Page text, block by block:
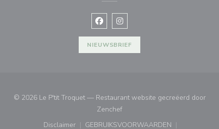
Facebook ((opent in een nieuw
Instagram ((opent in een
NIEUWSBRIEF
© 2026 Le P'tit Troquet — Restaurant website gecreëerd door
Zenchef((opent in een nieuw venster))
Disclaimer
GEBRUIKSVOORWAARDEN